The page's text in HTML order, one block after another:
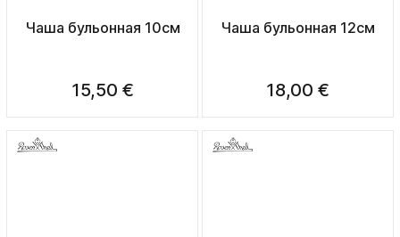
Чаша бульонная 10см
15,50 €
Чаша бульонная 12см
18,00 €